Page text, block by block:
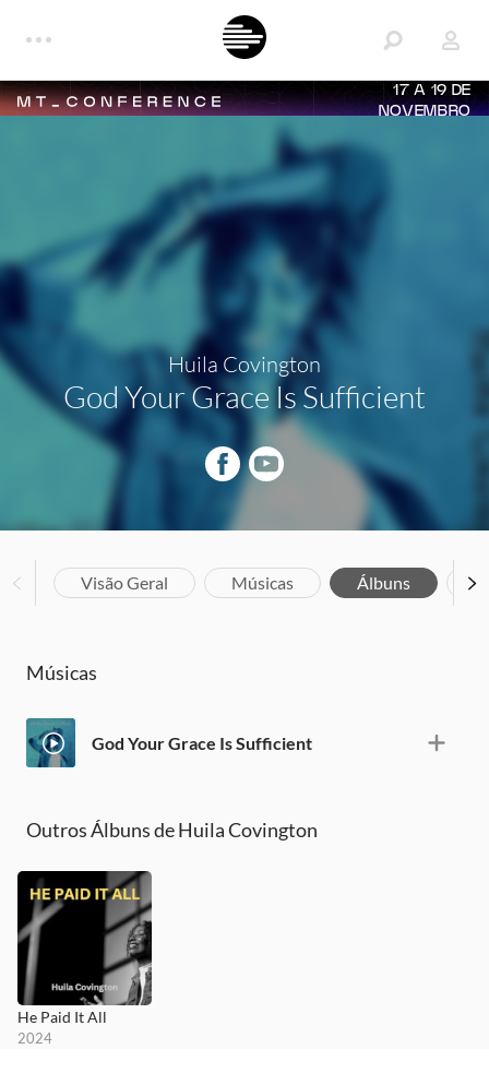
17 A 19 DE
NOVEMBRO
Huila Covington
God Your Grace Is Sufficient
Visão Geral Músicas Álbuns
Músicas
God Your Grace Is Sufficient
Outros Álbuns de Huila Covington
He Paid It All
2024